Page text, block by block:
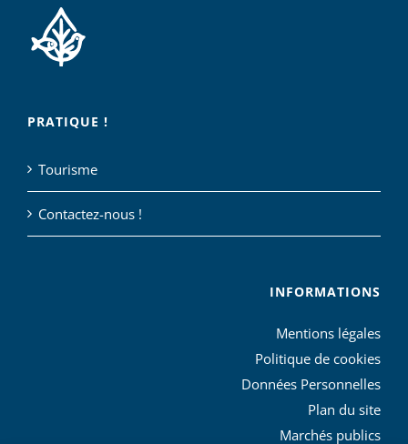
PRATIQUE !
Tourisme
Contactez-nous !
INFORMATIONS
Mentions légales
Politique de cookies
Données Personnelles
Plan du site
Marchés publics